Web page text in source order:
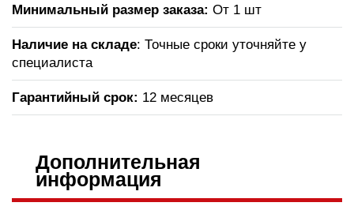
Минимальный размер заказа: От 1 шт
Наличие на складе: Точные сроки уточняйте у
специалиста
Гарантийный срок: 12 месяцев
Дополнительная
информация